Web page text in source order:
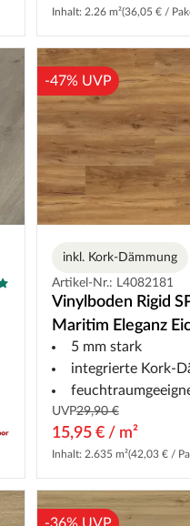
Inhalt: 2.26 m²(36,05 € /
-47% UVP
inkl. Kork-Dämmung
Artikel-Nr.: L4082181
Vinylboden Rigid
Maritim Eleganz
Landhausdiele
5 mm stark
integrierte Kork-
UVP29,90 €
15,95 € / m²
Inhalt: 2.635 m²(42,03 € /